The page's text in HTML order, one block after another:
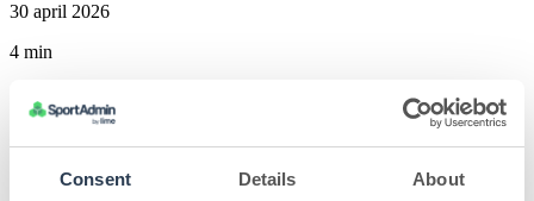
Consent Details About
30 april 2026
4 min
Produktnytt: Schemaläggning rullas ut
och Fritidskortet finns nu i alla flöden
Nu släpper vi nya funktionen Schemaläggning, Fritidskortet finns i